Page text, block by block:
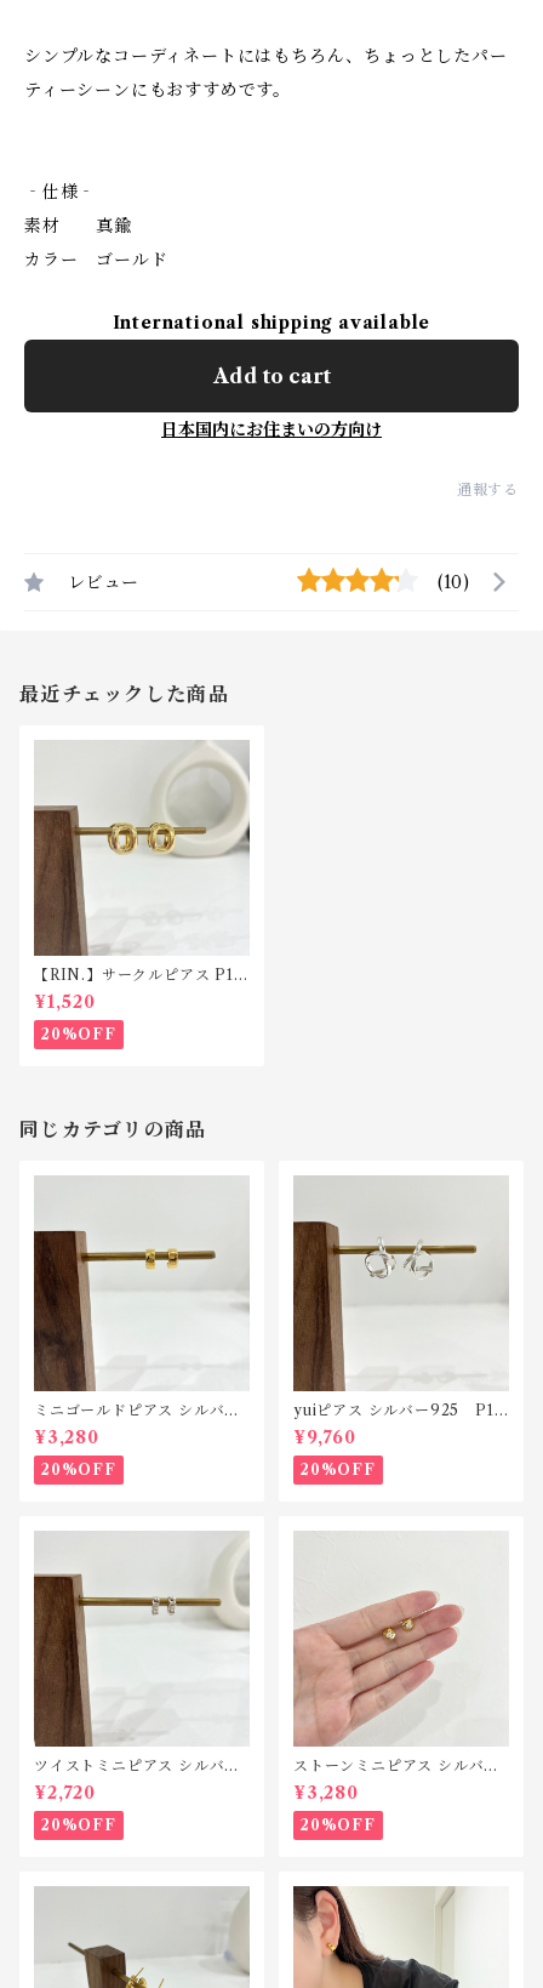
シンプルなコーディネートにはもちろん、ちょっとしたパー
ティーシーンにもおすすめです。
‐仕様‐
素材 真鍮
カラー ゴールド
International shipping available
Add to cart
日本国内にお住まいの方向け
通報する
レビュー (10)
最近チェックした商品
【RIN.】サークルピアス P12
9
¥1,520
20%OFF
同じカテゴリの商品
ミニゴールドピアス シルバー
925 P193
¥3,280
20%OFF
yuiピアス シルバー925 P19
0
¥9,760
20%OFF
ツイストミニピアス シルバー
925 P184
¥2,720
20%OFF
ストーンミニピアス シルバー
925 P181
¥3,280
20%OFF